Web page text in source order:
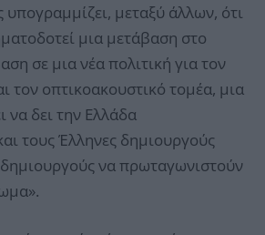
μεταξύ άλλων, ότι
μια μετάβαση στο
σε μια νέα πολιτική για τον
τον οπτικοακουστικό τομέα, μια
να δει την Ελλάδα
τους Έλληνες δημιουργούς
δημιουργούς να πρωταγωνιστούν